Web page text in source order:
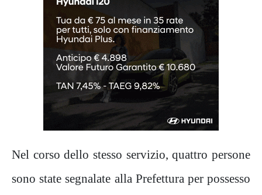
Nel corso dello stesso servizio, quattro persone
sono state segnalate alla Prefettura per possesso